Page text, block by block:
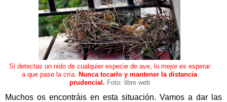
Si detectas un nido de cualquier especie de ave, lo mejor es esperar
a que pase la cría.
Nunca tocarlo y mantener la distancia
prudencial. Foto: libre web
Muchos os encontráis en esta situación. Vamos a dar las